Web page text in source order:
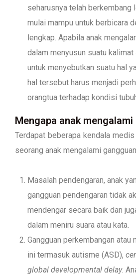
seharusnya telah berkembang
mulai mampu untuk berbicara
lengkap. Apabila anak
dalam menyusun suatu kalimat
untuk menyebutkan suatu hal
hal tersebut harus menjadi
orangtua terhadap kondisi
Mengapa anak
Terdapat beberapa kendala
seorang anak mengalami
Masalah pendengaran, anak
gangguan pendengaran tidak
mendengar secara baik dan
dalam meniru suara atau kata.
Gangguan perkembangan
ini termasuk autisme (ASD),
global developmental delay.